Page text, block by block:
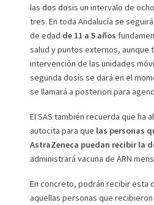
las dos dosis un intervalo de
tres. En toda Andalucía se
de edad de 11 a 5 años
salud y puntos externos, aunque
intervención de las unidades
segunda dosis se dará en el
se llamará a posteriori para
El SAS también recuerda que ha
autocita para que las personas
AstraZeneca puedan recibir la
administrará vacuna de ARN
En concreto, podrán recibir esta
aquellas personas que